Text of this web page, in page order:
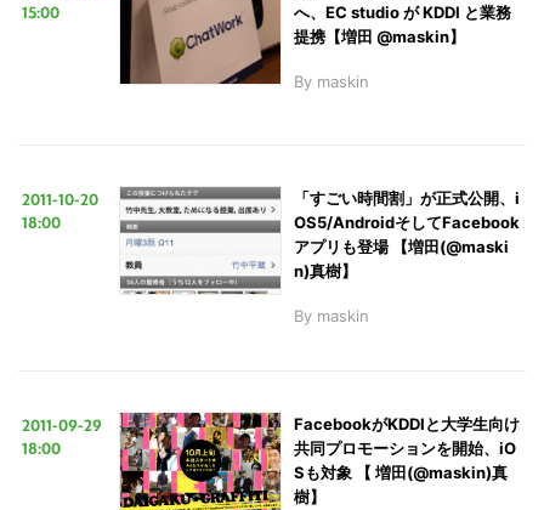
15:00
へ、EC studio が KDDI と業務
提携【増田 @maskin】
By maskin
2011-10-20
18:00
「すごい時間割」が正式公開、i
OS5/AndroidそしてFacebook
アプリも登場 【増田(@maski
n)真樹】
By maskin
2011-09-29
18:00
FacebookがKDDIと大学生向け
共同プロモーションを開始、iO
Sも対象 【 増田(@maskin)真
樹】
イ
る